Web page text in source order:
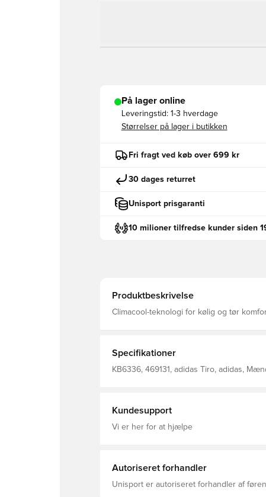
På lager online
Leveringstid: 1-3 hverdage
Størrelser på lager i butikken
Fri fragt ved køb over 699 kr
30 dages returret
Unisport prisgaranti
10 milioner tilfredse kunder siden
Produktbeskrivelse
Climacool-teknologi for kølig og tør
Specifikationer
KB6336, 469131, adidas Tiro, adidas,
Kundesupport
Vi er her for at hjælpe
Autoriseret forhandler
Unisport er autoriseret forhandler af